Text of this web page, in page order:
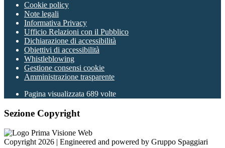
Cookie policy
Note legali
Informativa Privacy
Ufficio Relazioni con il Pubblico
Dichiarazione di accessibilità
Obiettivi di accessibilità
Whistleblowing
Gestione consensi cookie
Amministrazione trasparente
Pagina visualizzata 689 volte
Sezione Copyright
Copyright 2026 | Engineered and powered by Gruppo Spaggiari